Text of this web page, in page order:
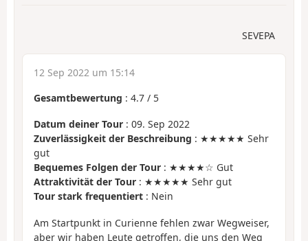
SEVEPA
12 Sep 2022 um 15:14
Gesamtbewertung : 4.7 / 5
Datum deiner Tour : 09. Sep 2022
Zuverlässigkeit der Beschreibung : ★★★★★ Sehr
gut
Bequemes Folgen der Tour : ★★★★☆ Gut
Attraktivität der Tour : ★★★★★ Sehr gut
Tour stark frequentiert : Nein
Am Startpunkt in Curienne fehlen zwar Wegweiser,
aber wir haben Leute getroffen, die uns den Weg